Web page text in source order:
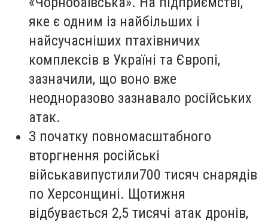
яке є одним із найбільших і
найсучасніших птахівничих
комплексів в Україні та Європі,
зазначили, що воно вже
неодноразово зазнавало російських
атак.
З початку повномасштабного
вторгнення російські
військавипустили700 тисяч снарядів
по Херсонщині. Щотижня
відбувається 2,5 тисячі атак дронів,